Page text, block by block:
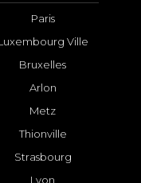
Paris
Ville
Bruxelles
Arlon
Metz
Thionville
Strasbourg
Lyon